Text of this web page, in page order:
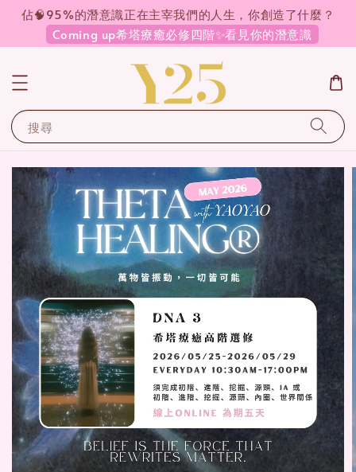
佔🧠95%的潛意識正在主宰我們的人生，你創造了什麼？
Coming up希塔療癒必修四階✨看見你的潛意識
搜尋